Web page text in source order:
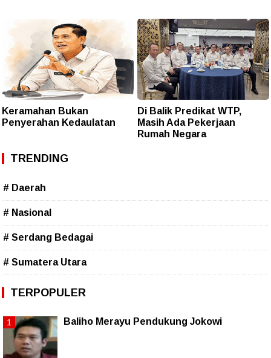
Keramahan Bukan
Penyerahan Kedaulatan
Di Balik Predikat WTP,
Masih Ada Pekerjaan
Rumah Negara
TRENDING
# Daerah
# Nasional
# Serdang Bedagai
# Sumatera Utara
TERPOPULER
Baliho Merayu Pendukung Jokowi